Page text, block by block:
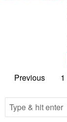
Previous 1